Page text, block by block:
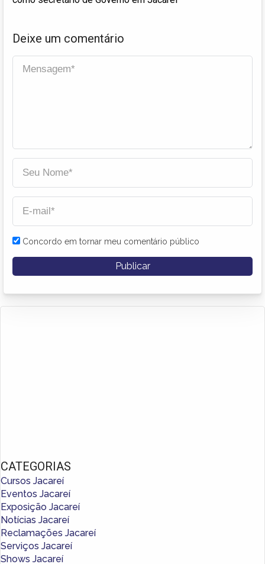
Deixe um comentário
Concordo em tornar meu comentário público
CATEGORIAS
Cursos Jacareí
Eventos Jacareí
Exposição Jacareí
Notícias Jacareí
Reclamações Jacareí
Serviços Jacareí
Shows Jacareí